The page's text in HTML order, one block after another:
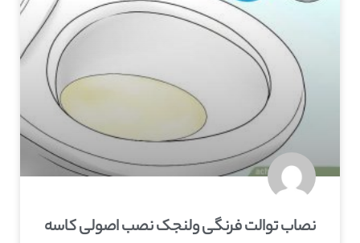
نصاب توالت فرنگی ولنجک نصب اصولی کاسه